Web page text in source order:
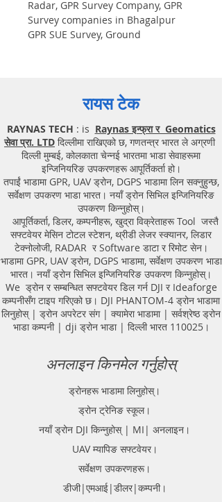
Radar, GPR Survey Company, GPR
Survey companies in Bhagalpur
GPR SUE Survey, Ground
India GPR SUE (Ground Penetrating
Radar) Geo scanning Survey
Sub-Surface Utility Scanner
|Locator, Equipment. Instrument,
GPR Survey machine in Bihar,
.Ground Penetrating Radar
Equipment. GPR Survey companies
in Gaya, Ground Penetrating Radar,
| RAYNAS | TECH. GPR SUE Survey,
Ground Penetrating Radar Provider
Companies Survey,Underground
Utility Scanner Locator
Mapping.GPR(Ground Penetrating
Radar) Survey Provider . We
provide consolidated complete
solution to create detailed digital
lines in GIS platform.This exercise
helps in detection of buried
utilities (pipes, cables, etc.) for
excavation planning and damage
avoidance. Ground Penetrating
Radar Provider Companies Survey,
Underground Utility Scanner
Locator Mapping. India
GPR(Ground Penetrating Radar)
Survey Provider. We provide
रायस टेक
RAYNAS TECH : is Raynas इन्फ्रा र Geomatics
सेवा प्रा. LTD दिल्लीमा राखिएको छ, गणतन्त्र भारत ले अग्रणी
दिल्ली मुम्बई, कोलकाता चेन्नई भारतमा भाडा सेवाहरूमा
इन्जिनियरिङ उपकरणहरू आपूर्तिकर्ता हो।
तपाईं भाडामा GPR, UAV ड्रोन, DGPS भाडामा लिन सक्नुहुन्छ,
सर्वेक्षण उपकरण भाडा भारत। नयाँ ड्रोन सिभिल इन्जिनियरिङ
उपकरण किन्नुहोस्।
आपूर्तिकर्ता, डिलर, कम्पनीहरू, खुद्रा विक्रेताहरू Tool जस्तै
सफ्टवेयर मेसिन टोटल स्टेशन, थ्रीडी लेजर स्क्यानर, लिडार
टेक्नोलोजी, RADAR र Software डाटा र रिमोट सेन।
भाडामा GPR, UAV ड्रोन, DGPS भाडामा, सर्वेक्षण उपकरण भाडा
भारत। नयाँ ड्रोन सिभिल इन्जिनियरिङ उपकरण किन्नुहोस्।
We ड्रोन र सम्बन्धित सफ्टवेयर डिल गर्न DJI र Ideaforge
कम्पनीसँग टाइप गरिएको छ। DJI PHANTOM-4 ड्रोन भाडामा
लिनुहोस् | ड्रोन अपरेटर संग | क्यामेरा भाडामा | सर्वश्रेष्ठ ड्रोन
भाडा कम्पनी | dji ड्रोन भाडा | दिल्ली भारत 110025।
अनलाइन किनमेल गर्नुहोस्
ड्रोनहरू भाडामा लिनुहोस्।
ड्रोन ट्रेनिङ स्कूल।
नयाँ ड्रोन DJI किन्नुहोस् | MI| अनलाइन।
UAV म्यापिङ सफ्टवेयर।
सर्वेक्षण उपकरणहरू।
डीजी|एमआई|डीलर|कम्पनी।